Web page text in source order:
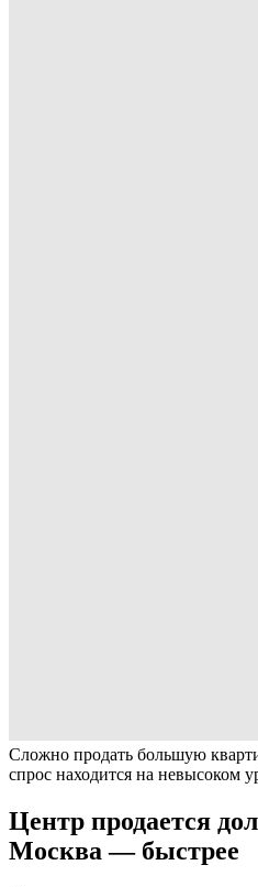
Сложно продать большую
спрос находится на невысоком
Центр продается
Москва — быстрее